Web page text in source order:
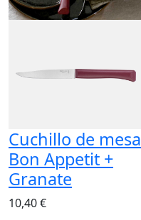
Cuchillo de mesa
Bon Appetit +
Granate
10,40 €